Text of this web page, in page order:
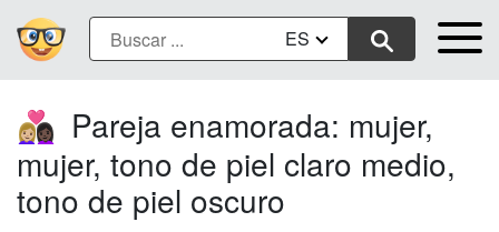
ES
👩🏼‍❤️‍👩🏿 Pareja enamorada: mujer,
mujer, tono de piel claro medio,
tono de piel oscuro